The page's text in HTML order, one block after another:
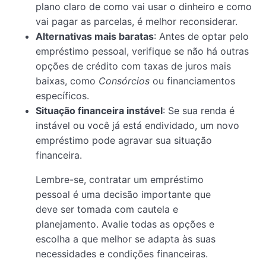
plano claro de como vai usar o dinheiro e como
vai pagar as parcelas, é melhor reconsiderar.
Alternativas mais baratas: Antes de optar pelo
empréstimo pessoal, verifique se não há outras
opções de crédito com taxas de juros mais
baixas, como Consórcios ou financiamentos
específicos.
Situação financeira instável: Se sua renda é
instável ou você já está endividado, um novo
empréstimo pode agravar sua situação
financeira.
Lembre-se, contratar um empréstimo
pessoal é uma decisão importante que
deve ser tomada com cautela e
planejamento. Avalie todas as opções e
escolha a que melhor se adapta às suas
necessidades e condições financeiras.